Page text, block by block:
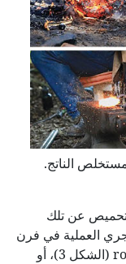
عن تلك
العملية في فرن
تحميص دوار rotary mineral roasting kiln (الشكل 3)، أو